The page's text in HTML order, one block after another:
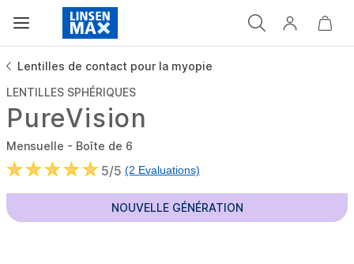
Lentilles de contact pour la myopie
LENTILLES SPHÉRIQUES
PureVision
Mensuelle - Boîte de 6
5/5 (2 Evaluations)
NOUVELLE GÉNÉRATION